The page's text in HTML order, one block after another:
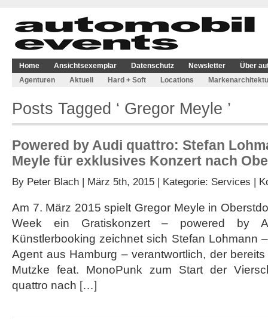
Home Ansichtsexemplar Datenschutz Newsletter
Über
Agenturen
Aktuell Hard + Soft Locations
Posts Tagged ‘ Gregor Meyle ’
Powered by Audi quattro: Stefan
Meyle für exklusives Konzert nach
By Peter Blach | März 5th, 2015 | Kategorie: Services |
Am 7. März 2015 spielt Gregor Meyle in
Week ein Gratiskonzert – powered by
Künstlerbooking zeichnet sich Stefan Lohmann
Agent aus Hamburg – verantwortlich, der
Mutzke feat. MonoPunk zum Start der
quattro nach […]